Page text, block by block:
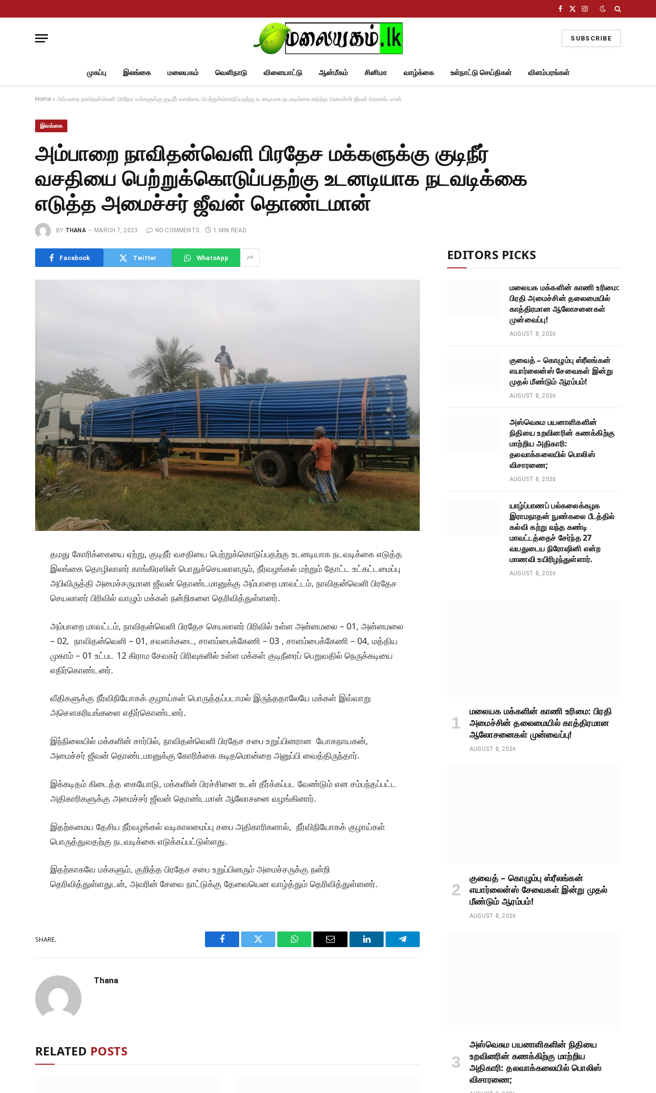
Facebook
X
Instagram
SUBSCRIBE
முகப்பு இலங்கை மலையகம் வெளிநாடு விளையாட்டு ஆன்மீகம் சினிமா வாழ்க்கை உள்நாட்டு செய்திகள் விளம்பரங்கள்
Home » அம்பாறை நாவிதன்வெளி பிரதேச மக்களுக்கு குடிநீர் வசதியை பெற்றுக்கொடுப்பதற்கு உடனடியாக நடவடிக்கை எடுத்த அமைச்சர் ஜீவன் தொண்டமான்
இலங்கை
அம்பாறை நாவிதன்வெளி பிரதேச மக்களுக்கு குடிநீர்
வசதியை பெற்றுக்கொடுப்பதற்கு உடனடியாக நடவடிக்கை
எடுத்த அமைச்சர் ஜீவன் தொண்டமான்
BY THANA MARCH 7, 2023 NO COMMENTS 1 MIN READ
Facebook Twitter WhatsApp
தமது கோரிக்கையை ஏற்று, குடிநீர் வசதியை பெற்றுக்கொடுப்பதற்கு உடனடியாக நடவடிக்கை எடுத்த
இலங்கை தொழிலாளர் காங்கிரஸின் பொதுச்செயலாளரும், நீர்வழங்கல் மற்றும் தோட்ட உட்கட்டமைப்பு
அபிவிருத்தி அமைச்சருமான ஜீவன் தொண்டமானுக்கு அம்பாறை மாவட்டம், நாவிதன்வெளி பிரதேச
செயலாளர் பிரிவில் வாழும் மக்கள் நன்றிகளை தெரிவித்துள்ளனர்.
அம்பாறை மாவட்டம், நாவிதன்வெளி பிரதேச செயலாளர் பிரிவில் உள்ள அன்னமலை – 01, அன்னமலை
– 02, நாவிதன்வெளி – 01, சவளக்கடை, சாளம்பைக்கேணி – 03 , சாளம்பைக்கேணி – 04, மத்திய
முகாம் – 01 உட்பட 12 கிராம சேவகர் பிரிவுகளில் உள்ள மக்கள் குடிநீரைப் பெறுவதில் நெருக்கடியை
எதிர்கொண்டனர்.
வீதிகளுக்கு நீர்விநியோகக் குழாய்கள் பொருத்தப்படாமல் இருந்ததாலேயே மக்கள் இவ்வாறு
அசௌகரியங்களை எதிர்கொண்டனர்.
இந்நிலையில் மக்களின் சார்பில், நாவிதன்வெளி பிரதேச சபை உறுப்பினரான யோகநாயகன்,
அமைச்சர் ஜீவன் தொண்டமானுக்கு கோரிக்கை கடிதமொன்றை அனுப்பி வைத்திருந்தார்.
இக்கடிதம் கிடைத்த கையோடு, மக்களின் பிரச்சினை உடன் தீர்க்கப்பட வேண்டும் என சம்பந்தப்பட்ட
அதிகாரிகளுக்கு அமைச்சர் ஜீவன் தொண்டமான் ஆலோசனை வழங்கினார்.
இதற்கமைய தேசிய நீர்வழங்கல் வடிகாலமைப்பு சபை அதிகாரிகளால், நீர்விநியோகக் குழாய்கள்
பொருத்துவதற்கு நடவடிக்கை எடுக்கப்பட்டுள்ளது.
இதற்காகவே மக்களும், குறித்த பிரதேச சபை உறுப்பினரும் அமைச்சருக்கு நன்றி
தெரிவித்துள்ளதுடன், அவரின் சேவை நாட்டுக்கு தேவையென வாழ்த்தும் தெரிவித்துள்ளனர்.
SHARE.
Facebook Twitter WhatsAppEmail LinkedIn Telegram
Thana
RELATED POSTS
EDITORS PICKS
மலையக மக்களின் காணி உரிமை:
பிரதி அமைச்சின் தலைமையில்
காத்திரமான ஆலோசனைகள்
முன்வைப்பு!
AUGUST 8, 2026
குவைத் – கொழும்பு ஸ்ரீலங்கன்
எயார்லைன்ஸ் சேவைகள் இன்று
முதல் மீண்டும் ஆரம்பம்!
AUGUST 8, 2026
அஸ்வெசும பயனாளிகளின்
நிதியை உறவினரின் கணக்கிற்கு
மாற்றிய அதிகாரி:
தலவாக்கலையில் பொலிஸ்
விசாரணை;
AUGUST 8, 2026
யாழ்ப்பாணப் பல்கலைக்கழக
இராமநாதன் நுண்கலை பீடத்தில்
கல்வி கற்று வந்த கண்டி
மாவட்டத்தைச் சேர்ந்த 27
வயதுடைய நிரோஷினி என்ற
மாணவி உயிரிழந்துள்ளார்.
AUGUST 8, 2026
மலையக மக்களின் காணி உரிமை: பிரதி
அமைச்சின் தலைமையில் காத்திரமான
ஆலோசனைகள் முன்வைப்பு!
AUGUST 8, 2026
குவைத் – கொழும்பு ஸ்ரீலங்கன்
எயார்லைன்ஸ் சேவைகள் இன்று முதல்
மீண்டும் ஆரம்பம்!
AUGUST 8, 2026
அஸ்வெசும பயனாளிகளின் நிதியை
உறவினரின் கணக்கிற்கு மாற்றிய
அதிகாரி: தலவாக்கலையில் பொலிஸ்
விசாரணை;